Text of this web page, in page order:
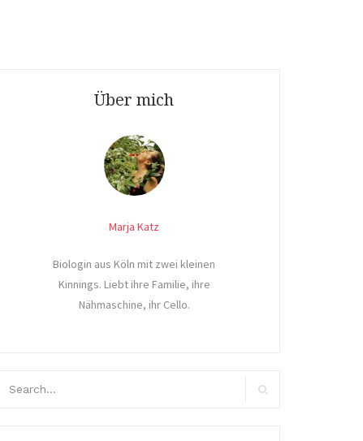
Über mich
Marja Katz
Biologin aus Köln mit zwei kleinen
Kinnings. Liebt ihre Familie, ihre
Nähmaschine, ihr Cello.